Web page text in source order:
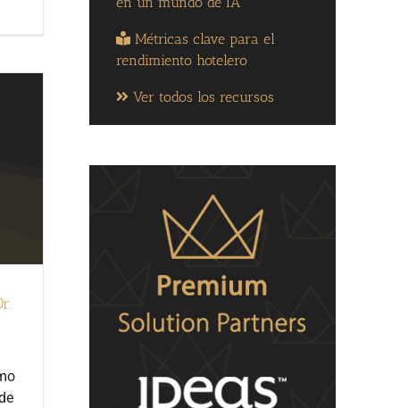
Métricas clave para el
rendimiento hotelero
Ver todos los recursos